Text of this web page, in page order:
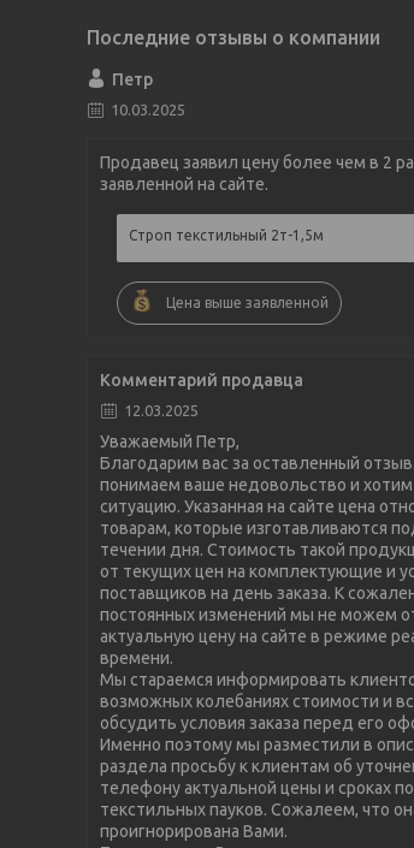
Петр
10.03.2025
Продавец заявил цену более чем в 2
заявленной на сайте.
Строп текстильный 2т-1,5м
Цена выше заявленной
Комментарий продавца
12.03.2025
Уважаемый Петр,
Благодарим вас за оставленный
понимаем ваше недовольство и хотим
ситуацию. Указанная на сайте цена
товарам, которые изготавливаются
течении дня. Стоимость такой
от текущих цен на комплектующие и
поставщиков на день заказа. К
постоянных изменений мы не можем
актуальную цену на сайте в режиме
времени.
Мы стараемся информировать
возможных колебаниях стоимости и
обсудить условия заказа перед его
Именно поэтому мы разместили в
раздела просьбу к клиентам об
телефону актуальной цены и сроках
текстильных пауков. Сожалеем, что
проигнорирована Вами.